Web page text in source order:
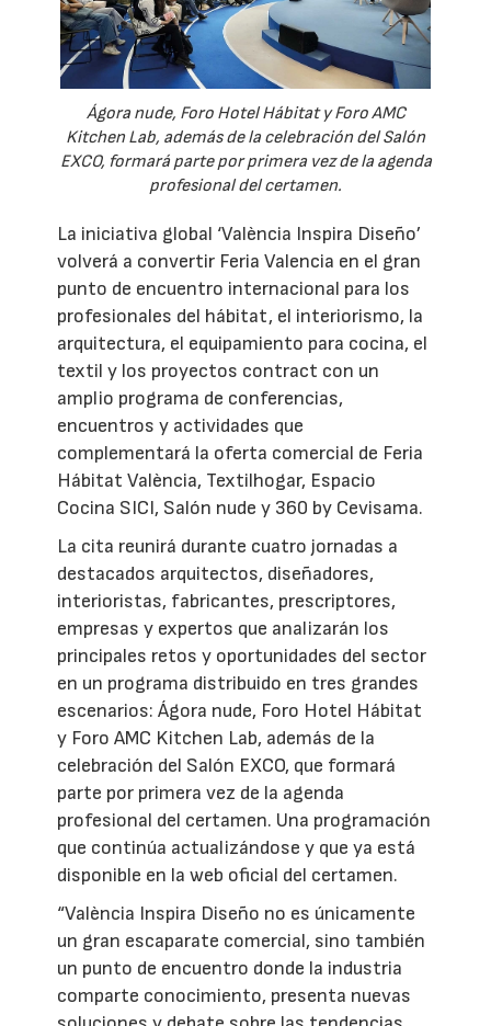
Ágora nude, Foro Hotel Hábitat y Foro AMC
Kitchen Lab, además de la celebración del Salón
EXCO, formará parte por primera vez de la agenda
profesional del certamen.
La iniciativa global ‘València Inspira Diseño’
volverá a convertir Feria Valencia en el gran
punto de encuentro internacional para los
profesionales del hábitat, el interiorismo, la
arquitectura, el equipamiento para cocina, el
textil y los proyectos contract con un
amplio programa de conferencias,
encuentros y actividades que
complementará la oferta comercial de Feria
Hábitat València, Textilhogar, Espacio
Cocina SICI, Salón nude y 360 by Cevisama.
La cita reunirá durante cuatro jornadas a
destacados arquitectos, diseñadores,
interioristas, fabricantes, prescriptores,
empresas y expertos que analizarán los
principales retos y oportunidades del sector
en un programa distribuido en tres grandes
escenarios: Ágora nude, Foro Hotel Hábitat
y Foro AMC Kitchen Lab, además de la
celebración del Salón EXCO, que formará
parte por primera vez de la agenda
profesional del certamen. Una programación
que continúa actualizándose y que ya está
disponible en la web oficial del certamen.
“València Inspira Diseño no es únicamente
un gran escaparate comercial, sino también
un punto de encuentro donde la industria
comparte conocimiento, presenta nuevas